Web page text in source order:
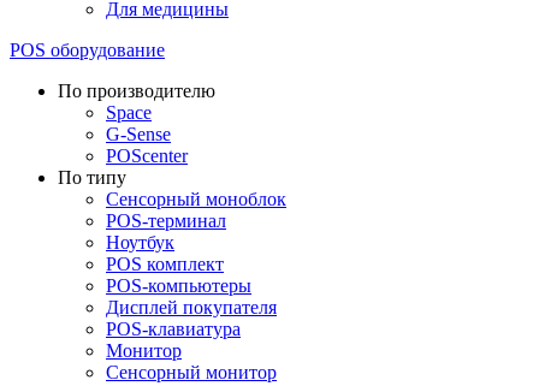
Для медицины
POS оборудование
По производителю
Space
G-Sense
POScenter
По типу
Сенсорный моноблок
POS-терминал
Ноутбук
POS комплект
POS-компьютеры
Дисплей покупателя
POS-клавиатура
Монитор
Сенсорный монитор